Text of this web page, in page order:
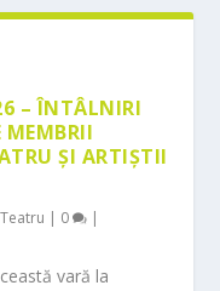
– ÎNTÂLNIRI
MEMBRII
ȘI ARTIȘTII
Teatru | 0 |
vară la